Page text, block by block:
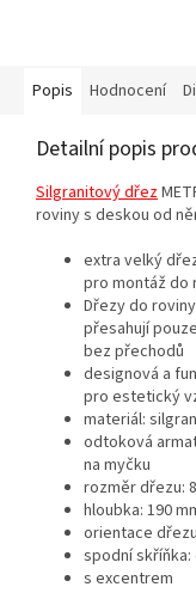
Popis Hodnocení
Detailní popis
Silgranitový dřez
roviny s deskou od
extra velký
pro montáž do
Dřezy do
přesahují
bez přechodů
designová a
pro estetický
materiál:
odtoková
na myčku
rozměr dřezu:
hloubka: 190
orientace
spodní skříňka:
s excentrem